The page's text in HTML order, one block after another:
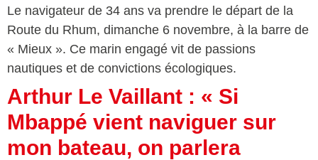
Le navigateur de 34 ans va prendre le départ de la
Route du Rhum, dimanche 6 novembre, à la barre de
« Mieux ». Ce marin engagé vit de passions
nautiques et de convictions écologiques.
Arthur Le Vaillant : « Si
Mbappé vient naviguer sur
mon bateau, on parlera